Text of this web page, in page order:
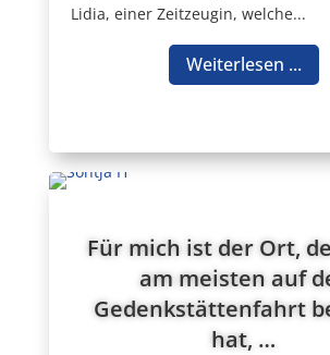
Lidia, einer Zeitzeugin, welche...
Weiterlesen ...
Für mich ist der Ort,
am meisten auf
Gedenkstättenfahrt
hat, …